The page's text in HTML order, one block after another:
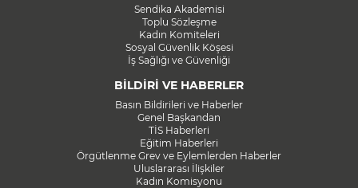
Sendika Akademisi
Toplu Sözleşme
Kadın Komiteleri
Sosyal Güvenlik Köşesi
İş Sağlığı ve Güvenliği
BİLDİRİ VE HABERLER
Basın Bildirileri ve Haberler
Genel Başkandan
TİS Haberleri
Eğitim Haberleri
Örgütlenme Grev ve Eylemlerden Haberler
Uluslararası İlişkiler
Kadın Komisyonu